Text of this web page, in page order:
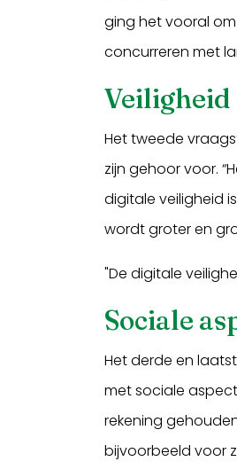
ging het vooral om
concurreren met
Veiligheid
Het tweede
zijn gehoor voor.
digitale veiligheid
wordt groter en
"De digitale
Sociale
Het derde en
met sociale
rekening
bijvoorbeeld voor